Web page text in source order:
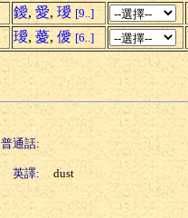
鑀, 愛, 璦 [9..]
璦, 薆, 僾 [6..]
普通話:
英譯: dust